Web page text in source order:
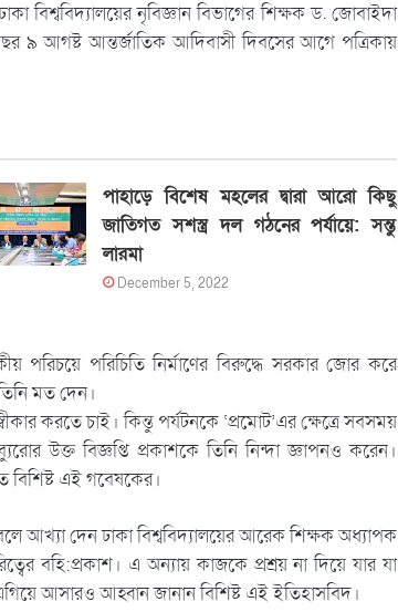
নৃবিজ্ঞান বিভাগের শিক্ষক ড. জোবাইদা
৯ আগষ্ট আন্তর্জাতিক আদিবাসী দিবসের আগে পত্রিকায়
পাহাড়ে বিশেষ মহলের দ্বারা আরো কিছু
জাতিগত সশস্ত্র দল গঠনের পর্যায়ে: সন্তু
লারমা
December 5, 2022
পরিচয়ে পরিচিতি নির্মাণের বিরুদ্ধে সরকার জোর করে
মত দেন।
করতে চাই। কিন্তু পর্যটনকে ‘প্রমোট’এর ক্ষেত্রে সবসময়
উক্ত বিজ্ঞপ্তি প্রকাশকে তিনি নিন্দা জ্ঞাপনও করেন।
বিশিষ্ট এই গবেষকের।
আখ্যা দেন ঢাকা বিশ্ববিদ্যালয়ের আরেক শিক্ষক অধ্যাপক
বহি:প্রকাশ। এ অন্যায় কাজকে প্রশ্রয় না দিয়ে যার যা
আসারও আহ্বান জানান বিশিষ্ট এই ইতিহাসবিদ।